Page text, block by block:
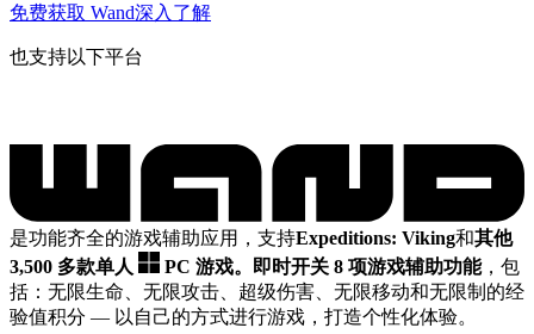
免费获取 Wand深入了解
也支持以下平台
是功能齐全的游戏辅助应用，支持Expeditions: Viking和其他
3,500 多款单人
PC 游戏。 即时开关 8 项游戏辅助功能，包
括：无限生命、无限攻击、超级伤害、无限移动和无限制的经
验值积分 — 以自己的方式进行游戏，打造个性化体验。